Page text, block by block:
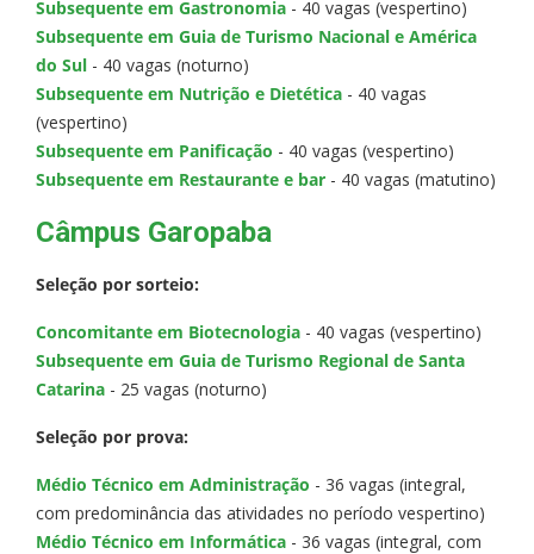
Subsequente em Gastronomia - 40 vagas (vespertino)
Subsequente em Guia de Turismo Nacional e América
do Sul - 40 vagas (noturno)
Subsequente em Nutrição e Dietética - 40 vagas
(vespertino)
Subsequente em Panificação - 40 vagas (vespertino)
Subsequente em Restaurante e bar - 40 vagas (matutino)
Câmpus Garopaba
Seleção por sorteio:
Concomitante em Biotecnologia - 40 vagas (vespertino)
Subsequente em Guia de Turismo Regional de Santa
Catarina - 25 vagas (noturno)
Seleção por prova:
Médio Técnico em Administração - 36 vagas (integral,
com predominância das atividades no período vespertino)
Médio Técnico em Informática - 36 vagas (integral, com